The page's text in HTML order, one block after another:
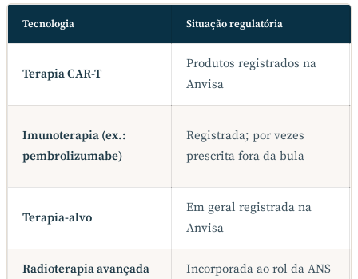
Tecnologia Situação regulatória
Terapia CAR-T
Produtos registrados na
Anvisa
Imunoterapia (ex.:
pembrolizumabe)
Registrada; por vezes
prescrita fora da bula
Terapia-alvo
Em geral registrada na
Anvisa
Radioterapia avançada Incorporada ao rol da ANS